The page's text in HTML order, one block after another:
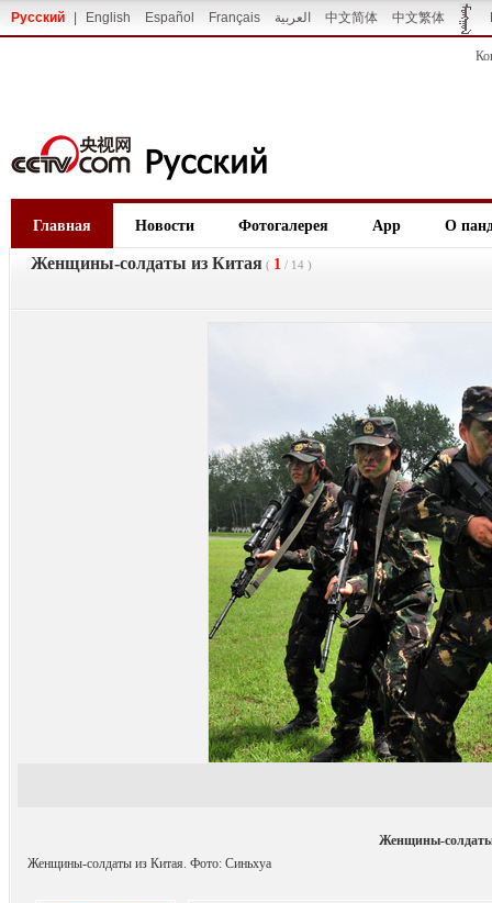
Русский English Español Français العربية 中文简体 中文繁体
Главная Новости Фотогалерея App О
Женщины-солдаты из Китая ( 1 / 14 )
Женщины-
Женщины-солдаты из Китая. Фото: Синьхуа